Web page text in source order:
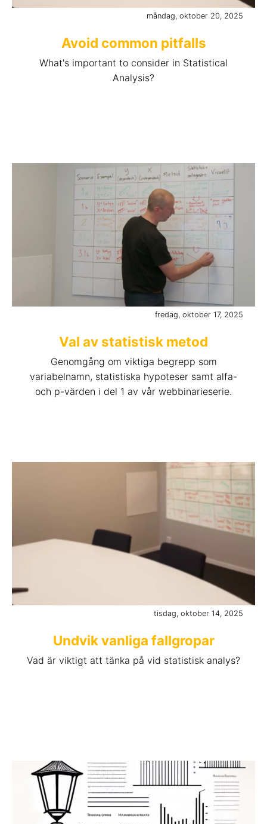
måndag, oktober 20, 2025
Avoid common pitfalls
What's important to consider in Statistical
Analysis?
fredag, oktober 17, 2025
Val av statistisk metod
Genomgång om viktiga begrepp som
variabelnamn, statistiska hypoteser samt alfa-
och p-värden i del 1 av vår webbinarieserie.
tisdag, oktober 14, 2025
Undvik vanliga fallgropar
Vad är viktigt att tänka på vid statistisk analys?